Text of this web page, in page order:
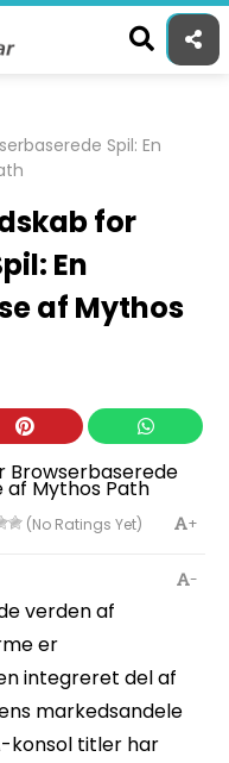
Spil: En
for
En
af Mythos
(No Ratings Yet) +
-
verden af
er
integreret del af
markedsandele
konsol titler har